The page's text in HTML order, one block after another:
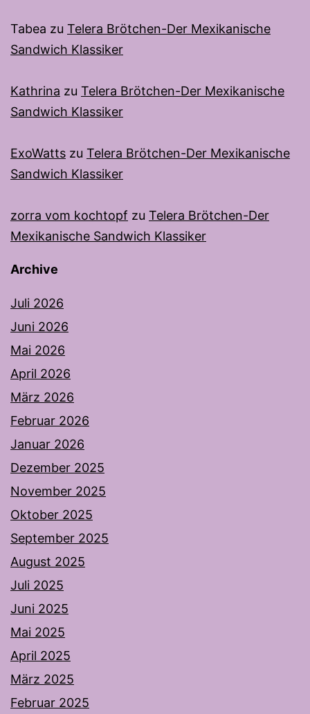
Tabea zu Telera Brötchen-Der Mexikanische
Sandwich Klassiker
Kathrina zu Telera Brötchen-Der Mexikanische
Sandwich Klassiker
ExoWatts zu Telera Brötchen-Der Mexikanische
Sandwich Klassiker
zorra vom kochtopf zu Telera Brötchen-Der
Mexikanische Sandwich Klassiker
Archive
Juli 2026
Juni 2026
Mai 2026
April 2026
März 2026
Februar 2026
Januar 2026
Dezember 2025
November 2025
Oktober 2025
September 2025
August 2025
Juli 2025
Juni 2025
Mai 2025
April 2025
März 2025
Februar 2025